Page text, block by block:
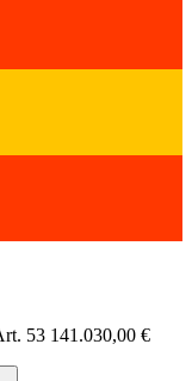
53 141.030,00 €